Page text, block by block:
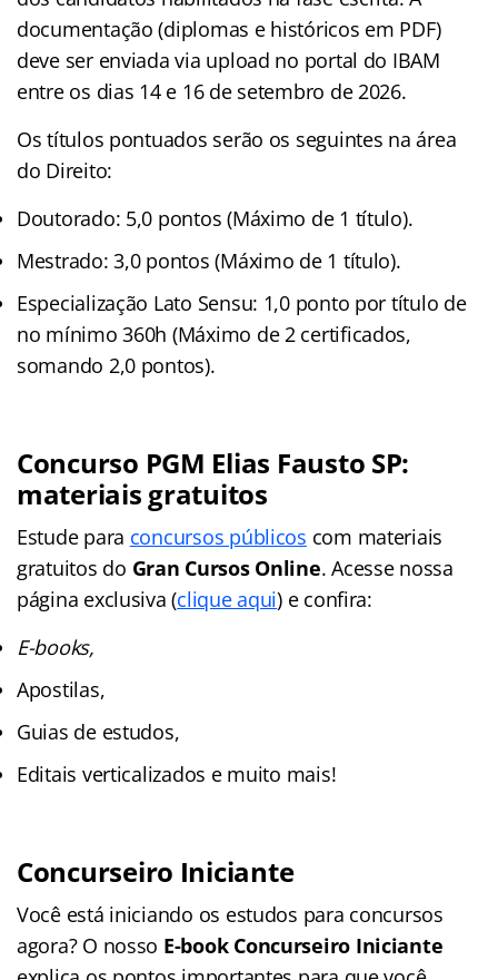
documentação (diplomas e históricos em PDF)
deve ser enviada via upload no portal do IBAM
entre os dias 14 e 16 de setembro de 2026.
Os títulos pontuados serão os seguintes na área
do Direito:
Doutorado: 5,0 pontos (Máximo de 1 título).
Mestrado: 3,0 pontos (Máximo de 1 título).
Especialização Lato Sensu: 1,0 ponto por título de
no mínimo 360h (Máximo de 2 certificados,
somando 2,0 pontos).
Concurso PGM Elias Fausto SP:
materiais gratuitos
Estude para concursos públicos com materiais
gratuitos do Gran Cursos Online. Acesse nossa
página exclusiva (clique aqui) e confira:
E-books,
Apostilas,
Guias de estudos,
Editais verticalizados e muito mais!
Concurseiro Iniciante
Você está iniciando os estudos para concursos
agora? O nosso E-book Concurseiro Iniciante